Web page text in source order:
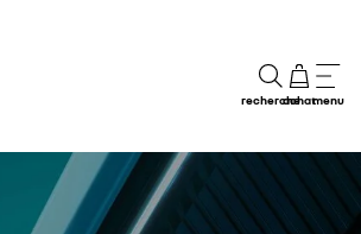
rechercheachatmenu